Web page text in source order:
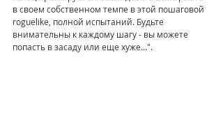
в своем собственном темпе в этой пошаговой
roguelike, полной испытаний. Будьте
внимательны к каждому шагу - вы можете
попасть в засаду или еще хуже...".